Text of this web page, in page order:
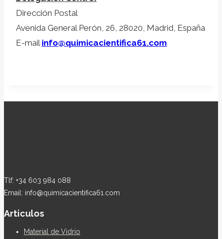
Dirección Postal
Avenida General Perón, 26, 28020, Madrid, España
E-mail info@quimicacientifica61.com
Tlf: +34 603 984 088
Email: info@quimicacientifica61.com
Articulos
Material de Vidrio